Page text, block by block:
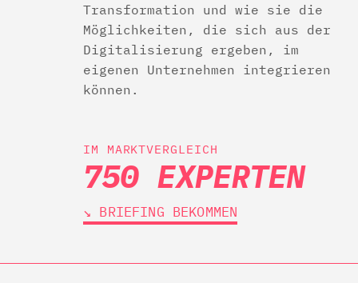
Transformation und wie sie die
Möglichkeiten, die sich aus der
Digitalisierung ergeben, im
eigenen Unternehmen integrieren
können.
IM MARKTVERGLEICH
750 EXPERTEN
↘︎ BRIEFING BEKOMMEN